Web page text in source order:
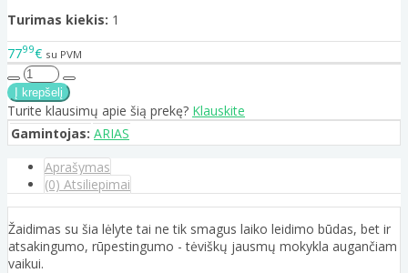
Turimas kiekis: 1
7799€ su PVM
Turite klausimų apie šią prekę? Klauskite
Gamintojas: ARIAS
Aprašymas
(0) Atsiliepimai
Žaidimas su šia lėlyte tai ne tik smagus laiko leidimo būdas, bet ir
atsakingumo, rūpestingumo - tėviškų jausmų mokykla augančiam
vaikui.